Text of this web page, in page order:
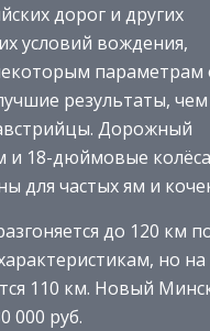
дорог и других
условий вождения,
параметрам
результаты, чем
Дорожный
и 18-дюймовые колёса
для частых ям и
до 120 км
но на
110 км. Новый
000 руб.